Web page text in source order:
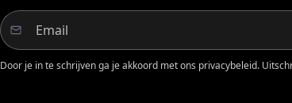
Door je in te schrijven ga je akkoord met ons privacybeleid.